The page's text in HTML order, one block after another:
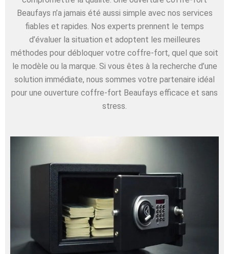
Beaufays n’a jamais été aussi simple avec nos services
fiables et rapides. Nos experts prennent le temps
d’évaluer la situation et adoptent les meilleures
méthodes pour débloquer votre coffre-fort, quel que soit
le modèle ou la marque. Si vous êtes à la recherche d’une
solution immédiate, nous sommes votre partenaire idéal
pour une ouverture coffre-fort Beaufays efficace et sans
stress.